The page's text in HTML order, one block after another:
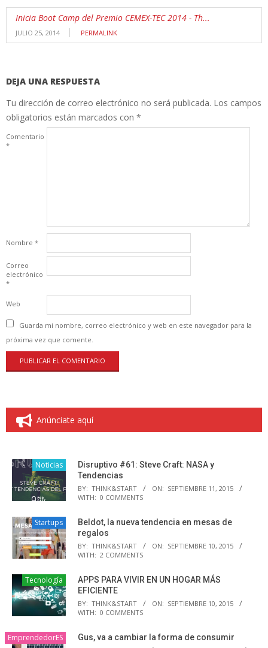
Inicia Boot Camp del Premio CEMEX-TEC 2014 - Th...
JULIO 25, 2014 PERMALINK
DEJA UNA RESPUESTA
Tu dirección de correo electrónico no será publicada. Los campos
obligatorios están marcados con *
Comentario
*
Nombre *
Correo
electrónico
*
Web
Guarda mi nombre, correo electrónico y web en este navegador para la
próxima vez que comente.
Anúnciate aquí
Noticias
Disruptivo #61: Steve Craft: NASA y
Tendencias
BY: THINK&START ON: SEPTIEMBRE 11, 2015
WITH: 0 COMMENTS
Startups
Beldot, la nueva tendencia en mesas de
regalos
BY: THINK&START ON: SEPTIEMBRE 10, 2015
WITH: 2 COMMENTS
Tecnología
APPS PARA VIVIR EN UN HOGAR MÁS
EFICIENTE
BY: THINK&START ON: SEPTIEMBRE 10, 2015
WITH: 0 COMMENTS
EmprendedorES Gus, va a cambiar la forma de consumir